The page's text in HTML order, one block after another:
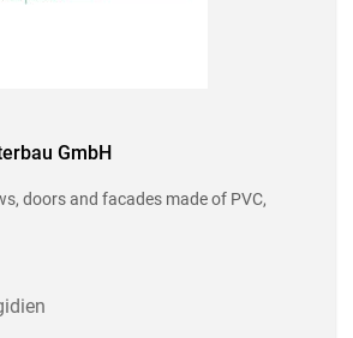
GmbH
doors and facades made of PVC,